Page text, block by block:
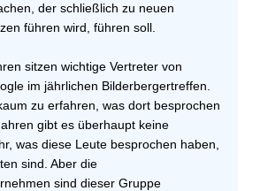
der schließlich zu neuen
führen wird, führen soll.
sitzen wichtige Vertreter von
im jährlichen Bilderbergertreffen.
zu erfahren, was dort besprochen
gibt es überhaupt keine
was diese Leute besprochen haben,
sind. Aber die
sind dieser Gruppe